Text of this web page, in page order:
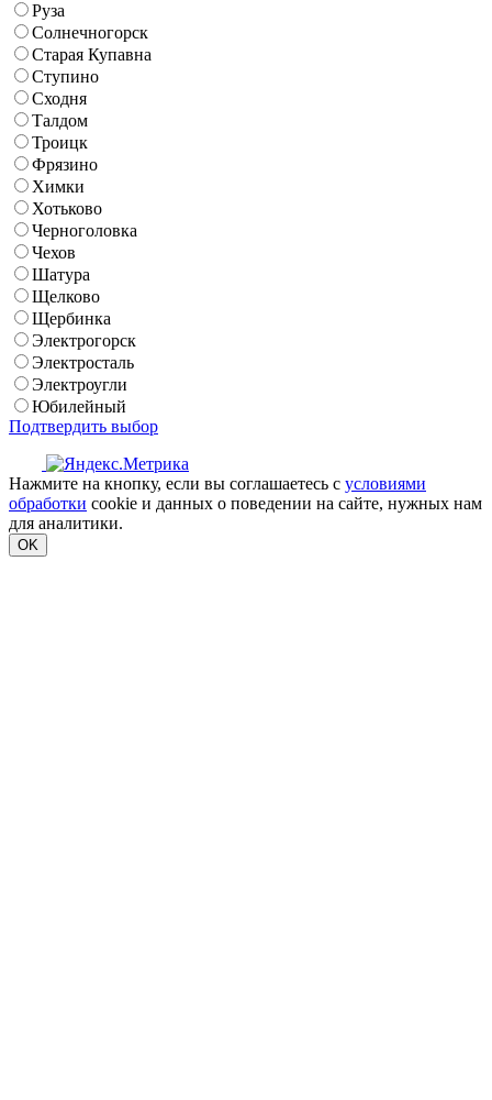
Руза
Солнечногорск
Старая Купавна
Ступино
Сходня
Талдом
Троицк
Фрязино
Химки
Хотьково
Черноголовка
Чехов
Шатура
Щелково
Щербинка
Электрогорск
Электросталь
Электроугли
Юбилейный
Подтвердить выбор
Нажмите на кнопку, если вы соглашаетесь с условиями
обработки cookie и данных о поведении на сайте, нужных нам
для аналитики.
OK